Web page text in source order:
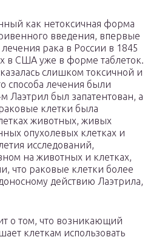
как нетоксичная форма
введения, впервые
рака в России в 1845
х в США уже в форме таблеток.
слишком токсичной и
способа лечения были
Лаэтрил был запатентован, а
клетки была
животных, живых
опухолевых клетках и
исследований,
на животных и клетках,
что раковые клетки более
действию Лаэтрила,
о том, что возникающий
клеткам использовать